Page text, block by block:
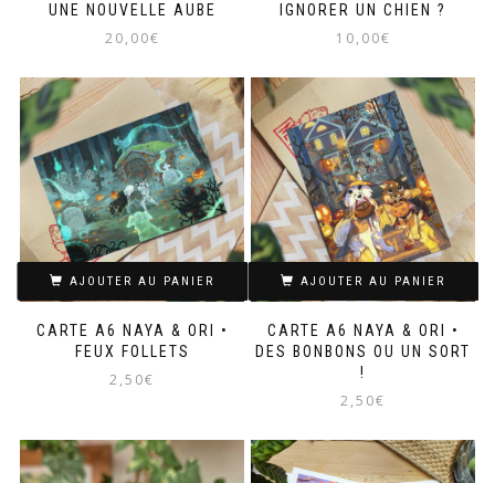
UNE NOUVELLE AUBE
20,00€
IGNORER UN CHIEN ?
10,00€
CARTE A6 NAYA & ORI •
FEUX FOLLETS
2,50€
AJOUTER AU PANIER
CARTE A6 NAYA & ORI •
DES BONBONS OU UN SORT
!
2,50€
AJOUTER AU PANIER